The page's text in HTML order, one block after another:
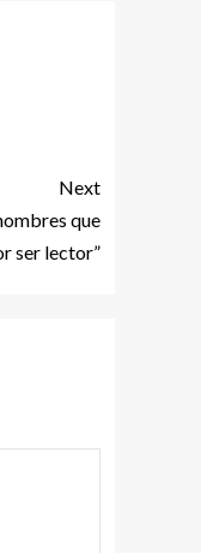
Next
que
ser lector”